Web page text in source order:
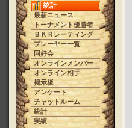
統計
最新ニュース
トーナメント優勝者
ＢＫＲレーティング
プレーヤー一覧
同好会
オンラインメンバー
オンライン相手
掲示板
アンケート
チャットルーム
統計
実績